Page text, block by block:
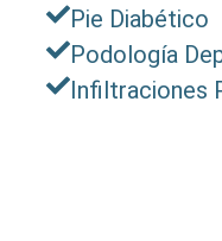
Pie Diabético
Podología
Infiltraciones